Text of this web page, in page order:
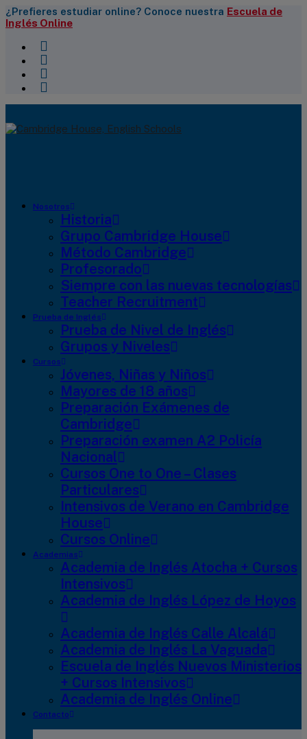
¿Prefieres estudiar online? Conoce nuestra Escuela de
Inglés Online
Nosotros
Historia
Grupo Cambridge House
Método Cambridge
Profesorado
Siempre con las nuevas tecnologías
Teacher Recruitment
Prueba de Inglés
Prueba de Nivel de Inglés
Grupos y Niveles
Cursos
Jóvenes, Niñas y Niños
Mayores de 18 años
Preparación Exámenes de
Cambridge
Preparación examen A2 Policía
Nacional
Cursos One to One – Clases
Particulares
Intensivos de Verano en Cambridge
House
Cursos Online
Academias
Academia de Inglés Atocha + Cursos
Intensivos
Academia de Inglés López de Hoyos
Academia de Inglés Calle Alcalá
Academia de Inglés La Vaguada
Escuela de Inglés Nuevos Ministerios
+ Cursos Intensivos
Academia de Inglés Online
Contacto